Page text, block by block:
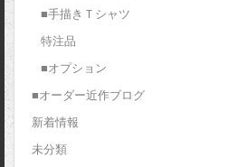
■手描きＴシャツ
特注品
■オプション
■オーダー近作ブログ
新着情報
未分類